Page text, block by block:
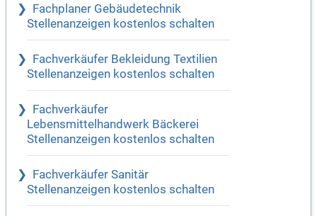
Fachplaner Gebäudetechnik
Stellenanzeigen kostenlos schalten
Fachverkäufer Bekleidung Textilien
Stellenanzeigen kostenlos schalten
Fachverkäufer
Lebensmittelhandwerk Bäckerei
Stellenanzeigen kostenlos schalten
Fachverkäufer Sanitär
Stellenanzeigen kostenlos schalten